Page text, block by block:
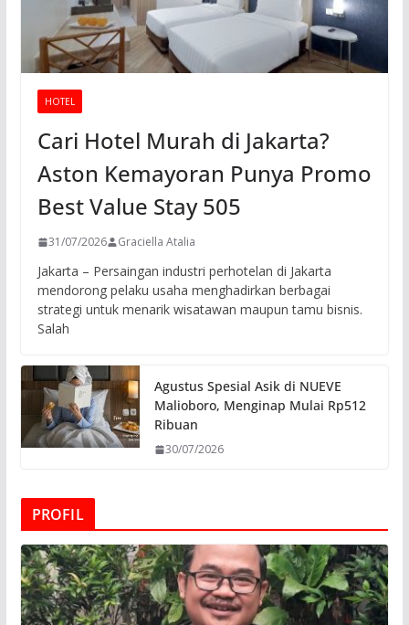
HOTEL
Cari Hotel Murah di Jakarta?
Aston Kemayoran Punya Promo
Best Value Stay 505
31/07/2026 Graciella Atalia
Jakarta – Persaingan industri perhotelan di Jakarta
mendorong pelaku usaha menghadirkan berbagai
strategi untuk menarik wisatawan maupun tamu bisnis.
Salah
Agustus Spesial Asik di NUEVE
Malioboro, Menginap Mulai Rp512
Ribuan
30/07/2026
PROFIL